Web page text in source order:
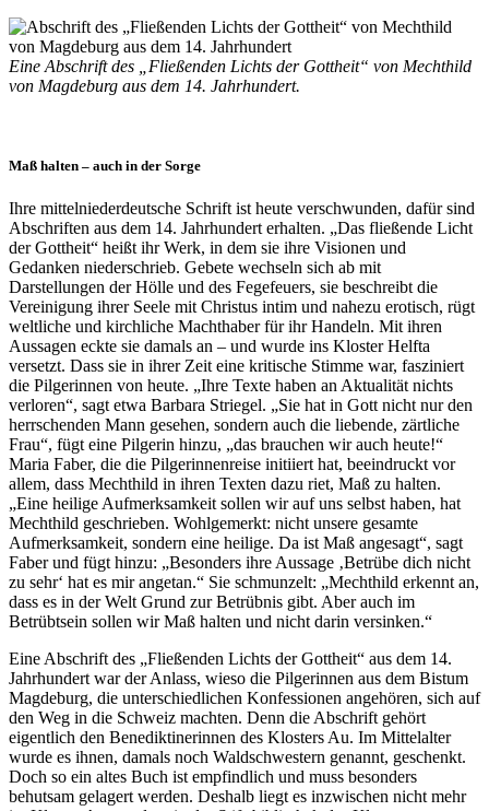
Eine Abschrift des „Fließenden Lichts der Gottheit“ von Mechthild
von Magdeburg aus dem 14. Jahrhundert.
Maß halten – auch in der Sorge
Ihre mittelniederdeutsche Schrift ist heute verschwunden, dafür sind
Abschriften aus dem 14. Jahrhundert erhalten. „Das fließende Licht
der Gottheit“ heißt ihr Werk, in dem sie ihre Visionen und
Gedanken niederschrieb. Gebete wechseln sich ab mit
Darstellungen der Hölle und des Fegefeuers, sie beschreibt die
Vereinigung ihrer Seele mit Christus intim und nahezu erotisch, rügt
weltliche und kirchliche Machthaber für ihr Handeln. Mit ihren
Aussagen eckte sie damals an – und wurde ins Kloster Helfta
versetzt. Dass sie in ihrer Zeit eine kritische Stimme war, fasziniert
die Pilgerinnen von heute. „Ihre Texte haben an Aktualität nichts
verloren“, sagt etwa Barbara Striegel. „Sie hat in Gott nicht nur den
herrschenden Mann gesehen, sondern auch die liebende, zärtliche
Frau“, fügt eine Pilgerin hinzu, „das brauchen wir auch heute!“
Maria Faber, die die Pilgerinnenreise initiiert hat, beeindruckt vor
allem, dass Mechthild in ihren Texten dazu riet, Maß zu halten.
„Eine heilige Aufmerksamkeit sollen wir auf uns selbst haben, hat
Mechthild geschrieben. Wohlgemerkt: nicht unsere gesamte
Aufmerksamkeit, sondern eine heilige. Da ist Maß angesagt“, sagt
Faber und fügt hinzu: „Besonders ihre Aussage ‚Betrübe dich nicht
zu sehr‘ hat es mir angetan.“ Sie schmunzelt: „Mechthild erkennt an,
dass es in der Welt Grund zur Betrübnis gibt. Aber auch im
Betrübtsein sollen wir Maß halten und nicht darin versinken.“
Eine Abschrift des „Fließenden Lichts der Gottheit“ aus dem 14.
Jahrhundert war der Anlass, wieso die Pilgerinnen aus dem Bistum
Magdeburg, die unterschiedlichen Konfessionen angehören, sich auf
den Weg in die Schweiz machten. Denn die Abschrift gehört
eigentlich den Benediktinerinnen des Klosters Au. Im Mittelalter
wurde es ihnen, damals noch Waldschwestern genannt, geschenkt.
Doch so ein altes Buch ist empfindlich und muss besonders
behutsam gelagert werden. Deshalb liegt es inzwischen nicht mehr